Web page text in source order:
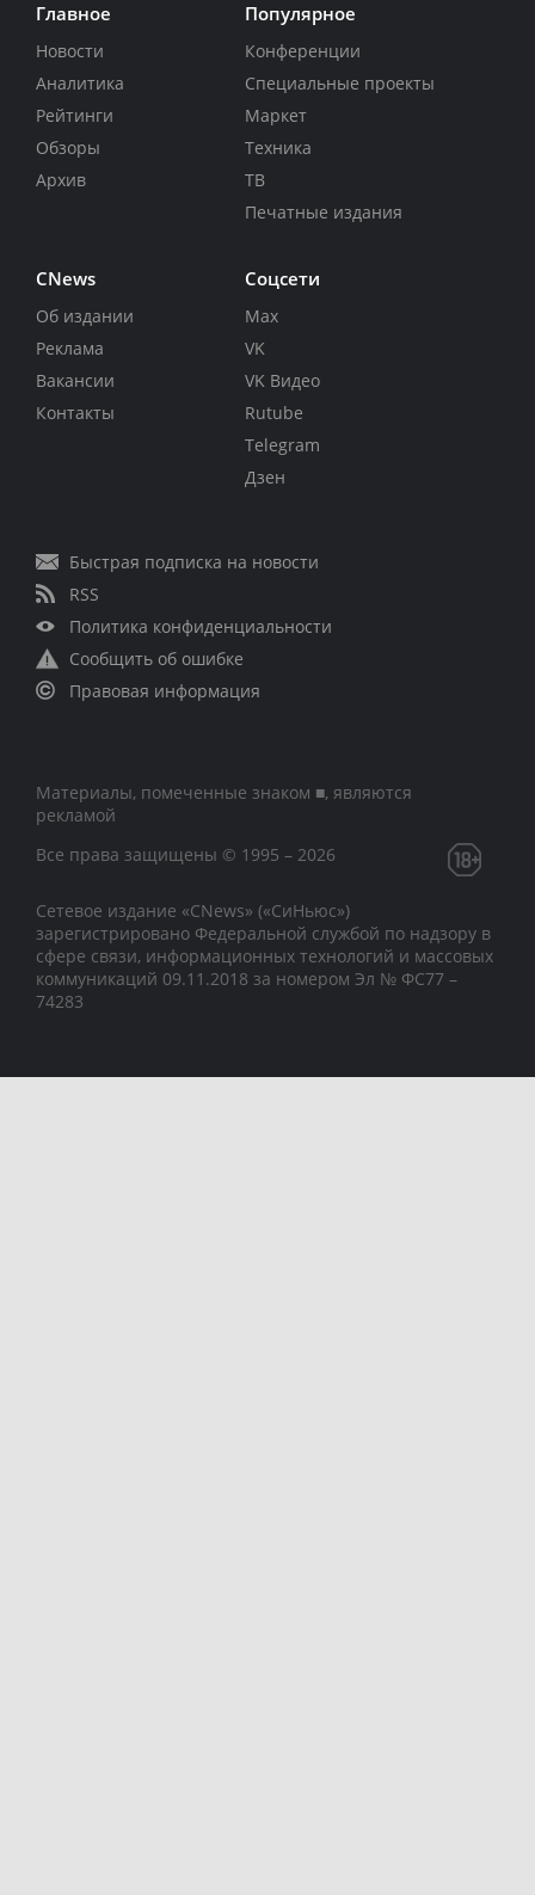
Главное
Новости
Аналитика
Рейтинги
Обзоры
Архив
Популярное
Конференции
Специальные проекты
Маркет
Техника
ТВ
Печатные издания
CNews
Об издании
Реклама
Вакансии
Контакты
Соцсети
Max
VK
VK Видео
Rutube
Telegram
Дзен
Быстрая подписка на новости
RSS
Политика конфиденциальности
Сообщить об ошибке
Правовая информация
Материалы, помеченные знаком ■, являются
рекламой
Все права защищены © 1995 – 2026
Сетевое издание «CNews» («СиНьюс»)
зарегистрировано Федеральной службой по надзору в
сфере связи, информационных технологий и массовых
коммуникаций 09.11.2018 за номером Эл № ФС77 –
74283